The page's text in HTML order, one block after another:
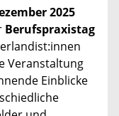
2025
Berufspraxistag
Veranstaltung
Einblicke